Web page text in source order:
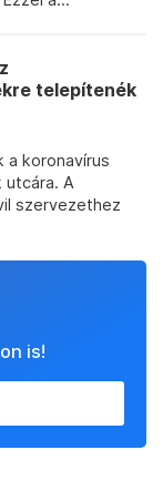
telepítenék
a koronavírus
A
szervezethez
is!